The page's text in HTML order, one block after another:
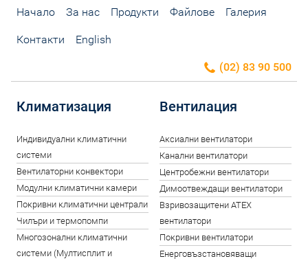
Начало За нас Продукти Файлове Галерия
Контакти English
(02) 83 90 500
Климатизация
Индивидуални климатични
системи
Вентилаторни конвектори
Модулни климатични камери
Покривни климатични централи
Чилъри и термопомпи
Многозонални климатични
системи (Мултисплит и
Вентилация
Аксиални вентилатори
Канални вентилатори
Центробежни вентилатори
Димоотвеждащи вентилатори
Взривозащитени ATEX
вентилатори
Покривни вентилатори
Енерговъзстановяващи